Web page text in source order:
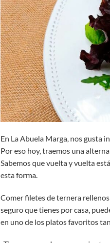
En La Abuela Marga, nos gusta
Por eso hoy, traemos una
Sabemos que vuelta y vuelta
esta forma.
Comer filetes de ternera
seguro que tienes por casa,
en uno de los platos favoritos